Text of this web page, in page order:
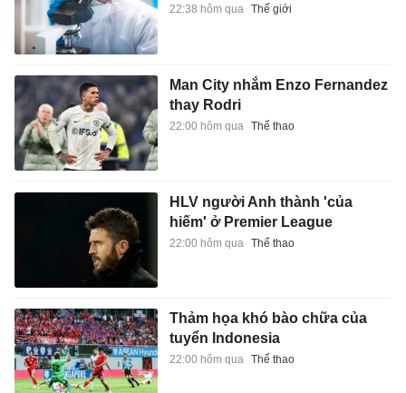
22:38 hôm qua Thế giới
Man City nhắm Enzo Fernandez
thay Rodri
22:00 hôm qua Thể thao
HLV người Anh thành 'của
hiếm' ở Premier League
22:00 hôm qua Thể thao
Thảm họa khó bào chữa của
tuyển Indonesia
22:00 hôm qua Thể thao